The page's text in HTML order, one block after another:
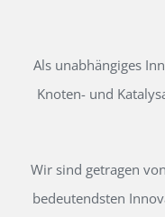
Als unabhängiges
Knoten- und
Wir sind getragen
bedeutendsten